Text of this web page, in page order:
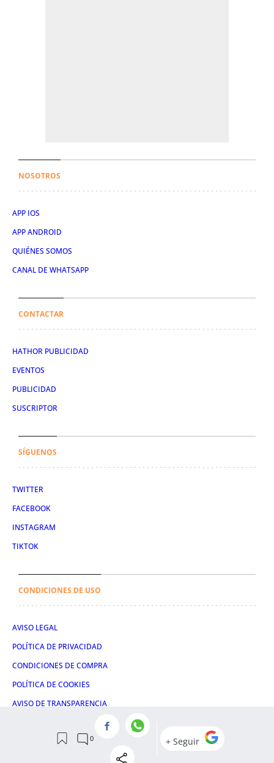
NOSOTROS
APP IOS
APP ANDROID
QUIÉNES SOMOS
CANAL DE WHATSAPP
CONTACTAR
HATHOR PUBLICIDAD
EVENTOS
PUBLICIDAD
SUSCRIPTOR
SÍGUENOS
TWITTER
FACEBOOK
INSTAGRAM
TIKTOK
CONDICIONES DE USO
AVISO LEGAL
POLÍTICA DE PRIVACIDAD
CONDICIONES DE COMPRA
POLÍTICA DE COOKIES
AVISO DE TRANSPARENCIA